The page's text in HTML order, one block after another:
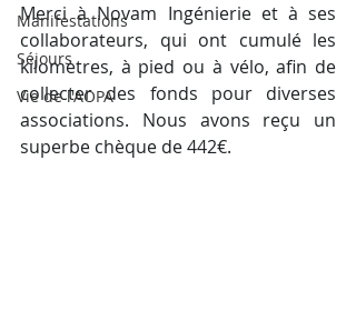
Manifestations
Séjours
Vie de l'AOPA
Merci à Novam Ingénierie et à ses
collaborateurs, qui ont cumulé les
kilomètres, à pied ou à vélo, afin de
collecter des fonds pour diverses
associations. Nous avons reçu un
superbe chèque de 442€.